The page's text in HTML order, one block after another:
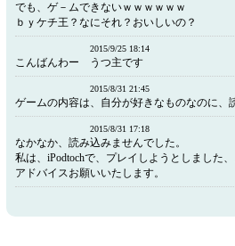
でも、ゲ－ムできないｗｗｗｗｗｗ
ｂｙケチ王？なにそれ？おいしいの？
2015/9/25 18:14
こんばんわー うつ主です
2015/8/31 21:45
ゲームの内容は、自分が好きなものなのに、
2015/8/31 17:18
なかなか、読み込みませんでした。
私は、iPodtochで、プレイしようとしました、
アドバイスお願いいたします。